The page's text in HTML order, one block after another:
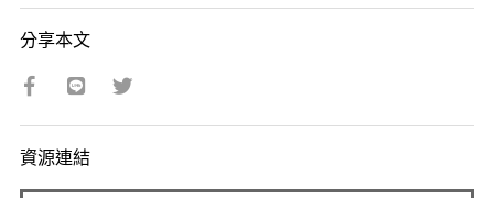
分享本文
資源連結